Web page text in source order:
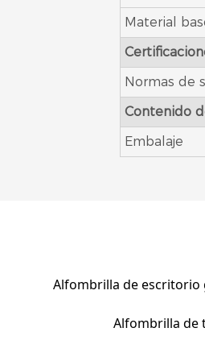
Material
Normas de
Contenido
Embalaje
Alfombrilla de escritorio
Alfombrilla de